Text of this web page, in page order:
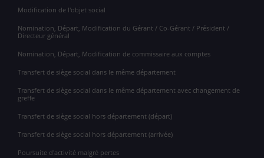
Modification de l'objet social
Nomination, Départ, Modification du Gérant / Co-Gérant / Président /
Directeur général
Nomination, Départ, Modification de commissaire aux comptes
Transfert de siège social dans le même département
Transfert de siège social dans le même département avec changement de
greffe
Transfert de siège social hors département (départ)
Transfert de siège social hors département (arrivée)
Poursuite d'activité malgré pertes